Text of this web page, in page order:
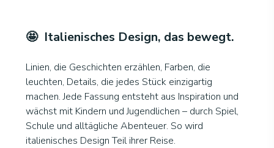
🤩 Italienisches Design, das bewegt.
Linien, die Geschichten erzählen, Farben, die
leuchten, Details, die jedes Stück einzigartig
machen. Jede Fassung entsteht aus Inspiration und
wächst mit Kindern und Jugendlichen – durch Spiel,
Schule und alltägliche Abenteuer. So wird
italienisches Design Teil ihrer Reise.